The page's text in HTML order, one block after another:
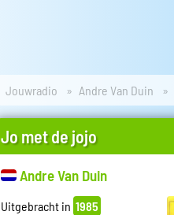
Jouwradio Andre Van Duin
Jo met de jojo
Andre Van Duin
Uitgebracht in 1985